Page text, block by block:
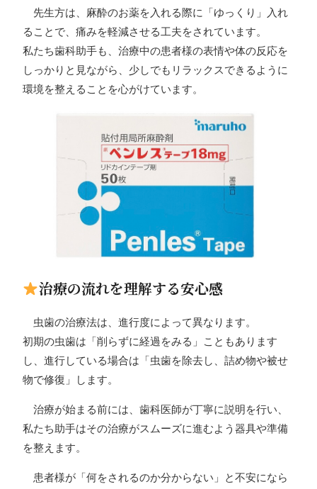
先生方は、麻酔のお薬を入れる際に「ゆっくり」入れ
ることで、痛みを軽減させる工夫をされています。
私たち歯科助手も、治療中の患者様の表情や体の反応を
しっかりと見ながら、少しでもリラックスできるように
環境を整えることを心がけています。
治療の流れを理解する安心感
虫歯の治療法は、進行度によって異なります。
初期の虫歯は「削らずに経過をみる」こともあります
し、進行している場合は「虫歯を除去し、詰め物や被せ
物で修復」します。
治療が始まる前には、歯科医師が丁寧に説明を行い、
私たち助手はその治療がスムーズに進むよう器具や準備
を整えます。
患者様が「何をされるのか分からない」と不安になら